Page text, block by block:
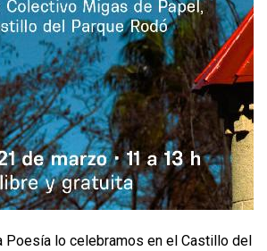
Poesía lo celebramos en el Castillo del